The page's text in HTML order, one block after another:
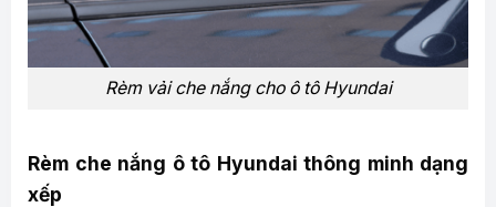
Rèm vải che nắng cho ô tô Hyundai
Rèm che nắng ô tô Hyundai thông minh dạng
xếp